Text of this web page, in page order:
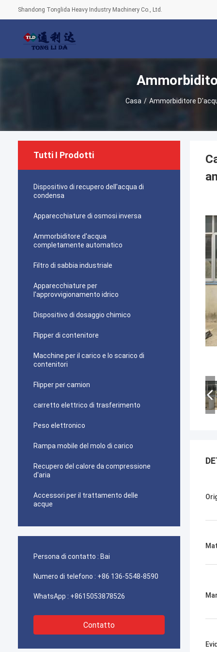
Shandong Tonglida Heavy Industry Machinery Co., Ltd.
Casa / Ammorbiditore
Tutti I Prodotti
Dispositivo di recupero dell'acqua di
condensa
Apparecchiature di osmosi inversa
Ammorbiditore d'acqua
completamente automatico
Filtro di sabbia industriale
Apparecchiature per
l'approvvigionamento idrico
Dispositivo di dosaggio chimico
Flipper di contenitore
Macchine per il carico e lo scarico di
contenitori
Flipper per camion
carretto elettrico di trasferimento
Peso elettronico
Rampa mobile del molo di carico
Recupero del calore da compressione
d'aria
Accessori per il trattamento delle
acque
Persona di contatto : Bai
Numero di telefono : +86 136-5548-8590
WhatsApp : +8615053878526
Contatto